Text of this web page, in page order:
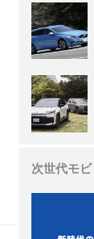
次世代モ